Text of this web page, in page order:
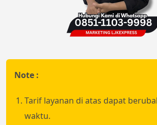
Note :
Tarif layanan di atas dapat
waktu.